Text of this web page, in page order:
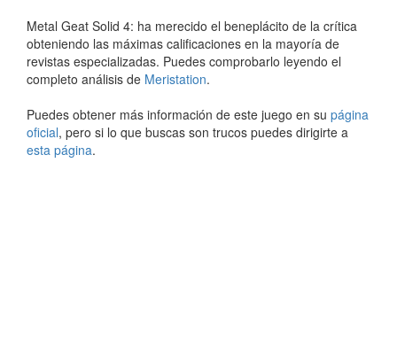
Metal Geat Solid 4: ha merecido el beneplácito de la crítica
obteniendo las máximas calificaciones en la mayoría de
revistas especializadas. Puedes comprobarlo leyendo el
completo análisis de Meristation.
Puedes obtener más información de este juego en su página
oficial, pero si lo que buscas son trucos puedes dirigirte a
esta página.